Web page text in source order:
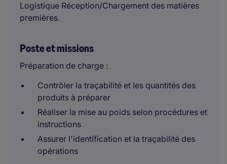
Logistique Réception/Chargement des matières
premières.
Poste et missions
Préparation de charge :
Contrôler la traçabilité et les quantités des
produits à préparer
Réaliser la mise au poids selon procédures et
instructions
Assurer l'identification et la traçabilité des
opérations